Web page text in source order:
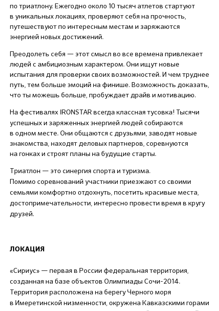
по триатлону. Ежегодно около 10 тысяч атлетов стартуют
в уникальных локациях, проверяют себя на прочность,
путешествуют по интересным местам и заряжаются
энергией новых достижений.
Преодолеть себя — этот смысл во все времена привлекает
людей с амбициозным характером. Они ищут новые
испытания для проверки своих возможностей. И чем труднее
путь, тем больше эмоций на финише. Возможность доказать,
что ты можешь больше, пробуждает драйв и мотивацию.
На фестивалях IRONSTARвсегда классная тусовка! Тысячи
успешных и заряженных энергией людей собираются
в одном месте. Они общаются с друзьями, заводят новые
знакомства, находят деловых партнеров, соревнуются
на гонках и строят планы на будущие старты.
Триатлон — это синергия спорта и туризма.
Помимо соревнований участники приезжают со своими
семьями комфортно отдохнуть, посетить красивые места,
достопримечательности, интересно провести время в кругу
друзей.
ЛОКАЦИЯ
«Сириус» — первая в России федеральная территория,
созданная на базе объектов Олимпиады Сочи-2014.
Территория расположена на берегу Черного моря
в Имеретинской низменности, окружена Кавказскими горами